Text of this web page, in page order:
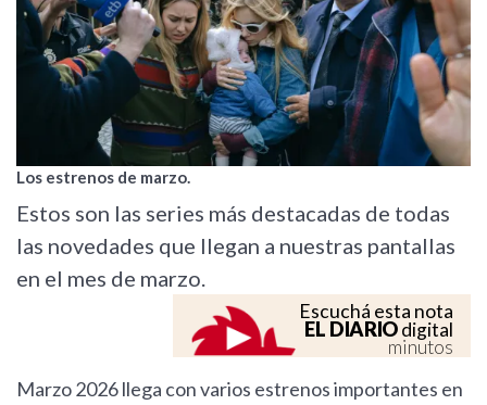
Los estrenos de marzo.
Estos son las series más destacadas de todas
las novedades que llegan a nuestras pantallas
en el mes de marzo.
Escuchá esta nota
EL DIARIOdigital
minutos
Marzo 2026 llega con varios estrenos importantes en